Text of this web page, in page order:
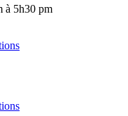
à 5h30 pm